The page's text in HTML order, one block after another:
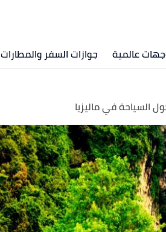
عالمية جوازات السفر والمطارات
السياحة في ماليزيا